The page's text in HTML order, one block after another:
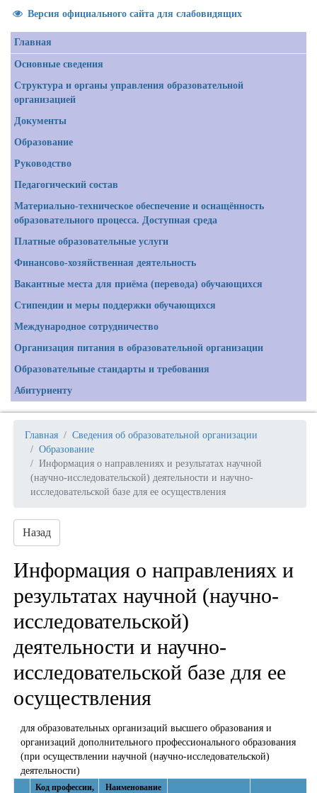
Версия официального сайта для слабовидящих
Главная
Основные сведения
Структура и органы управления образовательной
организацией
Документы
Образование
Руководство
Педагогический состав
Материально-техническое обеспечение и оснащённость
образовательного процесса. Доступная среда
Платные образовательные услуги
Финансово-хозяйственная деятельность
Вакантные места для приёма (перевода) обучающихся
Стипендии и меры поддержки обучающихся
Международное сотрудничество
Организация питания в образовательной организации
Образовательные стандарты и требования
Абитуриенту
Главная
Сведения об образовательной организации
Образование
Информация о направлениях и результатах научной
(научно-исследовательской) деятельности и научно-
исследовательской базе для ее осуществления
Назад
Информация о направлениях и
результатах научной (научно-
исследовательской)
деятельности и научно-
исследовательской базе для ее
осуществления
для образовательных организаций высшего образования и
организаций дополнительного профессионального образования
(при осуществлении научной (научно-исследовательской)
деятельности)
Код профессии,
Наименование